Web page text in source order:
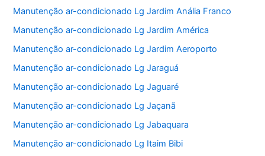
Manutenção ar-condicionado Lg Jardim Anália Franco
Manutenção ar-condicionado Lg Jardim América
Manutenção ar-condicionado Lg Jardim Aeroporto
Manutenção ar-condicionado Lg Jaraguá
Manutenção ar-condicionado Lg Jaguaré
Manutenção ar-condicionado Lg Jaçanã
Manutenção ar-condicionado Lg Jabaquara
Manutenção ar-condicionado Lg Itaim Bibi